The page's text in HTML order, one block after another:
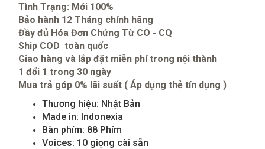
Tình Trạng: Mới 100%
Bảo hành 12 Tháng chính hãng
Đầy đủ Hóa Đơn Chứng Từ CO - CQ
Ship COD toàn quốc
Giao hàng và lắp đặt miễn phí trong nội thành
1 đổi 1 trong 30 ngày
Mua trả góp 0% lãi suất ( Áp dụng thẻ tín dụng )
Thương hiệu: Nhật Bản
Made in: Indonexia
Bàn phím: 88 Phím
Voices: 10 giọng cài sẵn